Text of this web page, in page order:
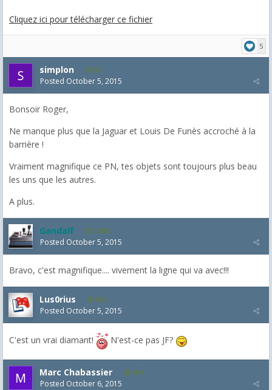
Cliquez ici pour télécharger ce fichier
5
simplon 55
Posted October 5, 2015
Bonsoir Roger,
Ne manque plus que la Jaguar et Louis De Funès accroché à la
barrière !
Vraiment magnifique ce PN, tes objets sont toujours plus beau
les uns que les autres.
A plus.
Gandalf 2,463
Posted October 5, 2015
Bravo, c'est magnifique.... vivement la ligne qui va avec!!!
Lus0rius 682
Posted October 5, 2015
C'est un vrai diamant! N'est-ce pas JF?
Marc Chabassier 430
Posted October 6, 2015